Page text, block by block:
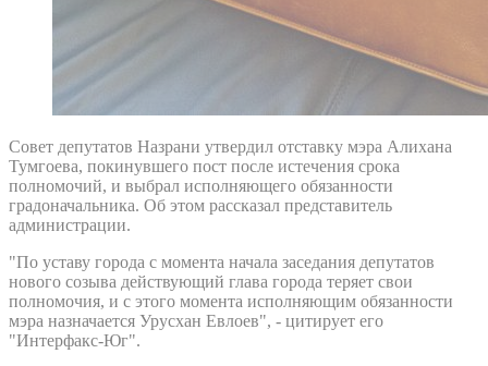
Совет депутатов Назрани утвердил отставку мэра Алихана
Тумгоева, покинувшего пост после истечения срока
полномочий, и выбрал исполняющего обязанности
градоначальника. Об этом рассказал представитель
администрации.
"По уставу города с момента начала заседания депутатов
нового созыва действующий глава города теряет свои
полномочия, и с этого момента исполняющим обязанности
мэра назначается Урусхан Евлоев", - цитирует его
"Интерфакс-Юг".